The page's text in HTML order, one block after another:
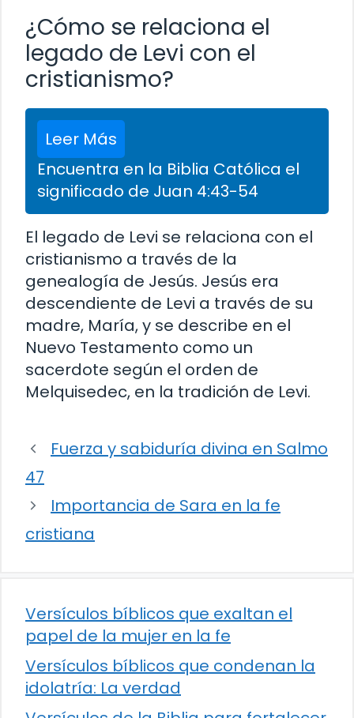
¿Cómo se relaciona el
legado de Levi con el
cristianismo?
Leer Más
Encuentra en la Biblia Católica el
significado de Juan 4:43-54
El legado de Levi se relaciona con el
cristianismo a través de la
genealogía de Jesús. Jesús era
descendiente de Levi a través de su
madre, María, y se describe en el
Nuevo Testamento como un
sacerdote según el orden de
Melquisedec, en la tradición de Levi.
Fuerza y sabiduría divina en Salmo
47
Importancia de Sara en la fe
cristiana
Versículos bíblicos que exaltan el
papel de la mujer en la fe
Versículos bíblicos que condenan la
idolatría: La verdad